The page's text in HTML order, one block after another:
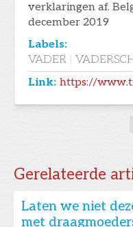
verklaringen af.
december 2019
Labels:
VADER
Link: https://
Gerelateerde
Laten we niet
met